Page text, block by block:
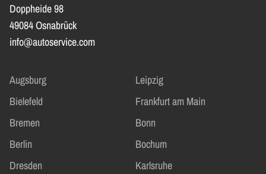
Doppheide 98
49084 Osnabrück
info@autoservice.com
Augsburg
Leipzig
Bielefeld
Frankfurt am Main
Bremen
Bonn
Berlin
Bochum
Dresden
Karlsruhe